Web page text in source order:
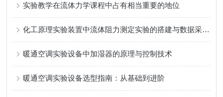
实验教学在流体力学课程中占有相当重要的地位
化工原理实验装置中流体阻力测定实验的搭建与数据采集方法
暖通空调实验设备中加湿器的原理与控制技术
暖通空调实验设备选型指南：从基础到进阶